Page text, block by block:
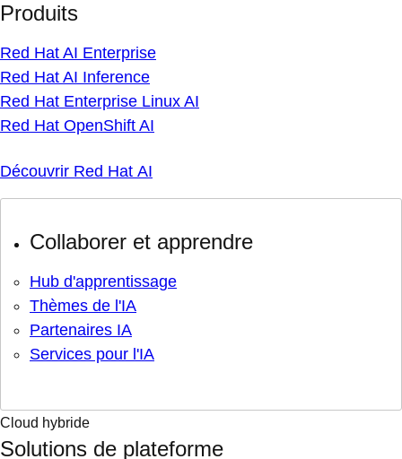
Produits
Red Hat AI Enterprise
Red Hat AI Inference
Red Hat Enterprise Linux AI
Red Hat OpenShift AI
Découvrir Red Hat AI
Collaborer et apprendre
Hub d'apprentissage
Thèmes de l'IA
Partenaires IA
Services pour l'IA
Cloud hybride
Solutions de plateforme